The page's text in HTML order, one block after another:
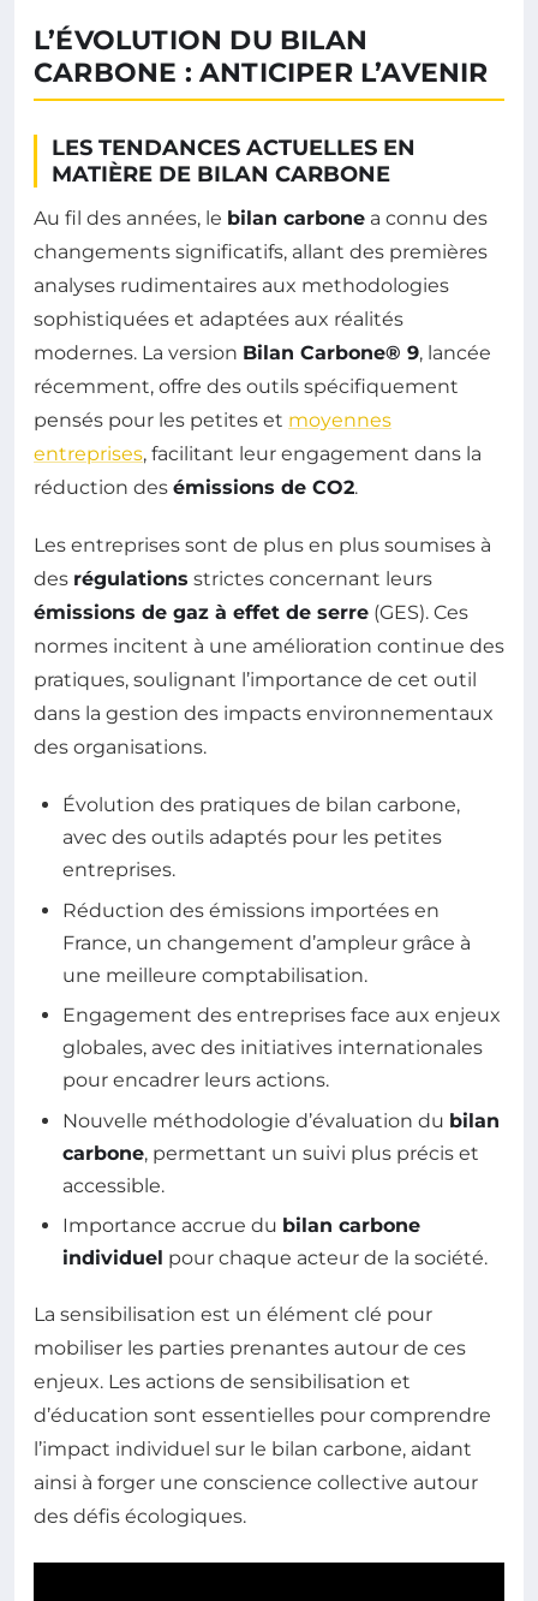
L’ÉVOLUTION DU BILAN
CARBONE : ANTICIPER L’AVENIR
LES TENDANCES ACTUELLES EN
MATIÈRE DE BILAN CARBONE
Au fil des années, le bilan carbone a connu des
changements significatifs, allant des premières
analyses rudimentaires aux methodologies
sophistiquées et adaptées aux réalités
modernes. La version Bilan Carbone® 9, lancée
récemment, offre des outils spécifiquement
pensés pour les petites et moyennes
entreprises, facilitant leur engagement dans la
réduction des émissions de CO2.
Les entreprises sont de plus en plus soumises à
des régulations strictes concernant leurs
émissions de gaz à effet de serre (GES). Ces
normes incitent à une amélioration continue des
pratiques, soulignant l’importance de cet outil
dans la gestion des impacts environnementaux
des organisations.
Évolution des pratiques de bilan carbone,
avec des outils adaptés pour les petites
entreprises.
Réduction des émissions importées en
France, un changement d’ampleur grâce à
une meilleure comptabilisation.
Engagement des entreprises face aux enjeux
globales, avec des initiatives internationales
pour encadrer leurs actions.
Nouvelle méthodologie d’évaluation du bilan
carbone, permettant un suivi plus précis et
accessible.
Importance accrue du bilan carbone
individuel pour chaque acteur de la société.
La sensibilisation est un élément clé pour
mobiliser les parties prenantes autour de ces
enjeux. Les actions de sensibilisation et
d’éducation sont essentielles pour comprendre
l’impact individuel sur le bilan carbone, aidant
ainsi à forger une conscience collective autour
des défis écologiques.